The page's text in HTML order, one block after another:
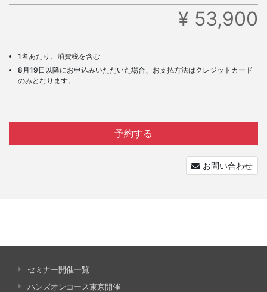
¥ 53,900
1名あたり、消費税を含む
8月19日以降にお申込みいただいた場合、お支払方法はクレジットカード
のみとなります。
予約する
お問い合わせ
セミナー開催一覧
ハンズオンコース東京開催